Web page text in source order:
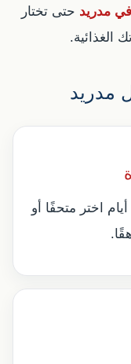
مدريد حتى تختار
الغذائية.
مدريد
مدريد قوية في المتاحف، لكن في 3 أيام اختر متحفًا أو